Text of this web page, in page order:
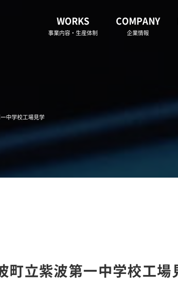
WORKS
事業内容・生産体制
COMPANY
企業情報
中学校工場見学
町立紫波第一中学校工場